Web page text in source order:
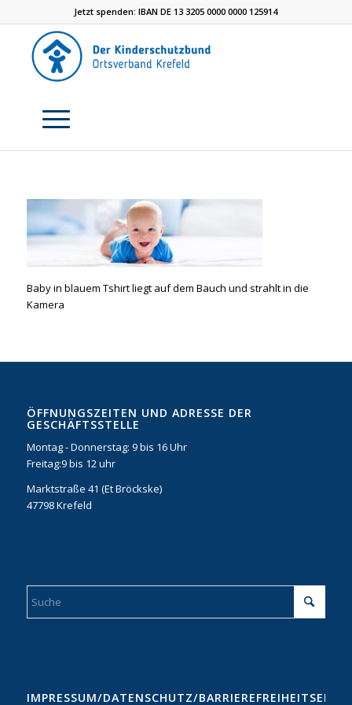
Jetzt spenden: IBAN DE 13 3205 0000 0000 125914
Baby in blauem Tshirt liegt auf dem Bauch und strahlt in die
Kamera
ÖFFNUNGSZEITEN UND ADRESSE DER
GESCHÄFTSSTELLE
Montag - Donnerstag: 9 bis 16 Uhr
Freitag:9 bis 12 uhr
Marktstraße 41 (Et Bröckske)
47798 Krefeld
IMPRESSUM/DATENSCHUTZ/